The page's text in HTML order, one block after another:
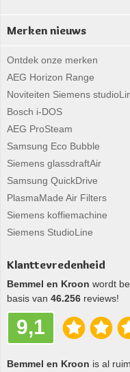
Merken nieuws
Ontdek onze merken
AEG Horizon Range
Noviteiten Siemens
Bosch i-DOS
AEG ProSteam
Samsung Eco Bubble
Siemens glassdraftAir
Samsung QuickDrive
PlasmaMade Air Filters
Siemens koffiemachine
Siemens StudioLine
Klanttevredenheid
Bemmel en Kroon wordt
basis van 46.256 reviews!
9,1
Bemmel en Kroon is al